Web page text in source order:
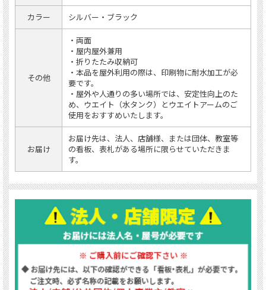
カラー シルバー・ブラック
その他
・両面
・屋内屋外兼用
・折りたたみ収納可
・本品を屋外利用の際は、印刷物に耐水加工が必
要です。
・屋外や人通りの多い場所では、安定性向上のた
め、ウエイト（水タンク）とウエイトアームのご
使用をおすすめいたします。
お届け
お届け先は、法人、店舗様、または団体、教室等
の看板、表札がある場所に限らせていただきま
す。